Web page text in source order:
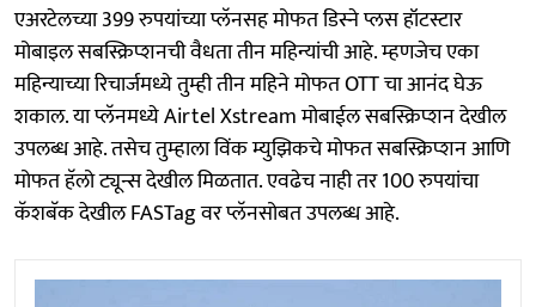
एअरटेलच्या 399 रुपयांच्या प्लॅनसह मोफत डिस्ने प्लस हॉटस्टार
मोबाइल सबस्क्रिप्शनची वैधता तीन महिन्यांची आहे. म्हणजेच एका
महिन्याच्या रिचार्जमध्ये तुम्ही तीन महिने मोफत OTT चा आनंद घेऊ
शकाल. या प्लॅनमध्ये Airtel Xstream मोबाईल सबस्क्रिप्शन देखील
उपलब्ध आहे. तसेच तुम्हाला विंक म्युझिकचे मोफत सबस्क्रिप्शन आणि
मोफत हॅलो ट्यून्स देखील मिळतात. एवढेच नाही तर 100 रुपयांचा
कॅशबॅक देखील FASTag वर प्लॅनसोबत उपलब्ध आहे.